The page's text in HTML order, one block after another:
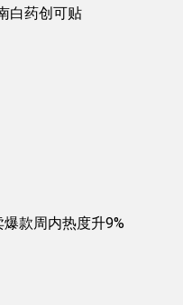
白药创可贴
爆款周内热度升9%